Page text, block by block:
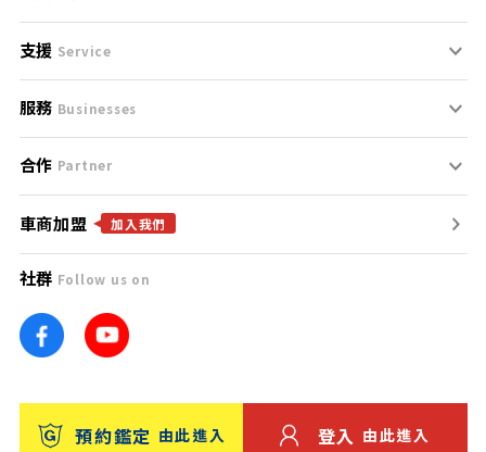
刊登規範
服務條款
免責聲明
隱私權政策
團隊
車訊網
台灣優良中古車商大獎
支援 Service
支援中心
聯絡我們
服務 Businesses
什麼是Goo鑑定？
找好車
找好店
找海外車
消費者評價
合作 Partner
合作夥伴
廣告合作
車商加盟 加入我們
社群 Follow us on
預約鑑定 由此進入 登入 由此進入